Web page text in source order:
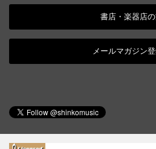
書店・楽器店
メールマガジン